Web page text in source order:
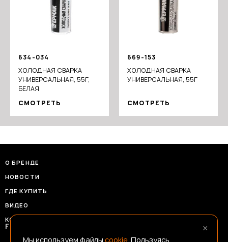
634-034
ХОЛОДНАЯ СВАРКА
УНИВЕРСАЛЬНАЯ, 55Г,
БЕЛАЯ
СМОТРЕТЬ
669-153
ХОЛОДНАЯ СВАРКА
УНИВЕРСАЛЬНАЯ, 55Г
СМОТРЕТЬ
О БРЕНДЕ
НОВОСТИ
ГДЕ КУПИТЬ
ВИДЕО
КОНТАКТЫ
FRANSHIZAERMAK@CONSTANTA-T.RU ×
Мы используем файлы cookie . Пользуясь